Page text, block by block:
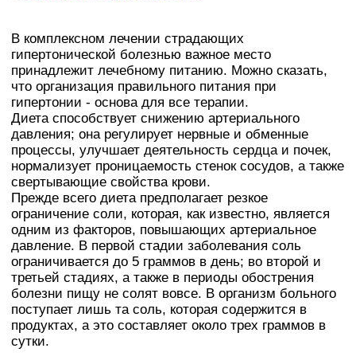
В комплексном лечении страдающих
гипертонической болезнью важное место
принадлежит лечебному питанию. Можно сказать,
что организация правильного питания при
гипертонии - основа для все терапии.
Диета способствует снижению артериального
давления; она регулирует нервные и обменные
процессы, улучшает деятельность сердца и почек,
нормализует проницаемость стенок сосудов, а также
свертывающие свойства крови.
Прежде всего диета предполагает резкое
ограничение соли, которая, как известно, является
одним из факторов, повышающих артериальное
давление. В первой стадии заболевания соль
ограничивается до 5 граммов в день; во второй и
третьей стадиях, а также в периоды обострения
болезни пищу не солят вовсе. В организм больного
поступает лишь та соль, которая содержится в
продуктах, а это составляет около трех граммов в
сутки.